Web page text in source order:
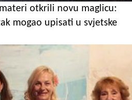
otkrili novu maglicu:
mogao upisati u svjetske